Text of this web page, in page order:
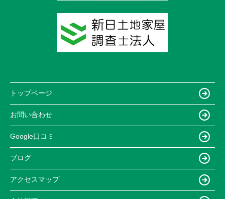
トップページ
お問い合わせ
Google口コミ
ブログ
アクセスマップ